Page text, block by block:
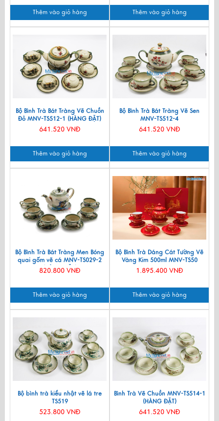
Thêm vào giỏ hàng Thêm vào giỏ hàng
Bộ Bình Trà Bát Tràng Vẽ Chuồn
Đỏ MNV-TS512-1 (HÀNG ĐẶT)
641.520 VNĐ
Thêm vào giỏ hàng
Bộ Bình Trà Bát Tràng Vẽ Sen
MNV-TS512-4
641.520 VNĐ
Thêm vào giỏ hàng
Bộ Bình Trà Bát Tràng Men Bóng
quai gốm vẽ cá MNV-TS029-2
(HÀNG ĐẶT)
820.800 VNĐ
Thêm vào giỏ hàng
Bộ Bình Trà Dáng Cát Tường Vẽ
Vàng Kim 500ml MNV-TS50
1.895.400 VNĐ
Thêm vào giỏ hàng
Bộ bình trà kiểu nhật vẽ lá tre
TS519
523.800 VNĐ
Bình Trà Vẽ Chuồn MNV-TS514-1
(HÀNG ĐẶT)
641.520 VNĐ